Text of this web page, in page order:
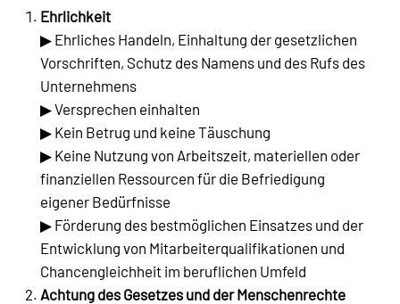
Ehrlichkeit
▶ Ehrliches Handeln, Einhaltung der gesetzlichen
Vorschriften, Schutz des Namens und des Rufs des
Unternehmens
▶ Versprechen einhalten
▶ Kein Betrug und keine Täuschung
▶ Keine Nutzung von Arbeitszeit, materiellen oder
finanziellen Ressourcen für die Befriedigung
eigener Bedürfnisse
▶ Förderung des bestmöglichen Einsatzes und der
Entwicklung von Mitarbeiterqualifikationen und
Chancengleichheit im beruflichen Umfeld
Achtung des Gesetzes und der Menschenrechte